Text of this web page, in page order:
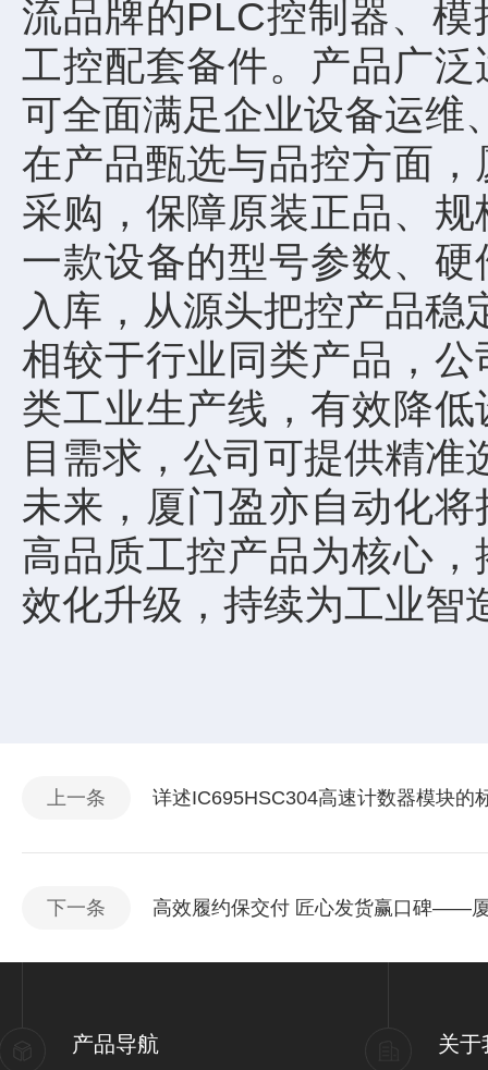
流品牌的PLC控制器、
工控配套备件。产品广
可全面满足企业设备运维
在产品甄选与品控方面
采购，保障原装正品、
一款设备的型号参数、
入库，从源头把控产品稳
相较于行业同类产品，
类工业生产线，有效降
目需求，公司可提供精
未来，厦门盈亦自动化
高品质工控产品为核心
效化升级，持续为工业智
上一条 详述IC695HSC304高速计数器模块的
下一条 高效履约保交付 匠心发货赢口碑——
产品导航 关于